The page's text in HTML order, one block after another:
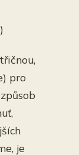
)
pro
je